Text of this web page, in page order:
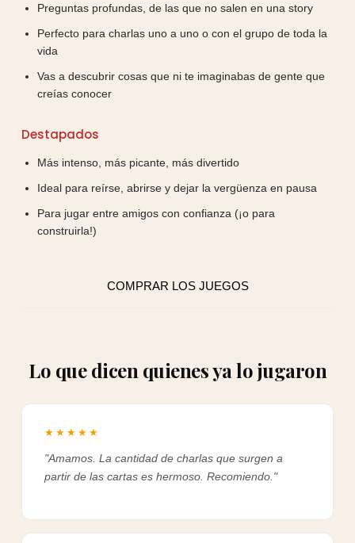
Preguntas profundas, de las que no salen en una story
Perfecto para charlas uno a uno o con el grupo de toda la
vida
Vas a descubrir cosas que ni te imaginabas de gente que
creías conocer
Destapados
Más intenso, más picante, más divertido
Ideal para reírse, abrirse y dejar la vergüenza en pausa
Para jugar entre amigos con confianza (¡o para
construirla!)
COMPRAR LOS JUEGOS
Lo que dicen quienes ya lo jugaron
★★★★★
"Amamos. La cantidad de charlas que surgen a
partir de las cartas es hermoso. Recomiendo."